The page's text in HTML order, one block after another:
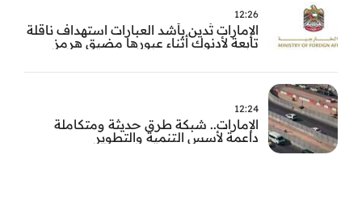
12:26
الإمارات تُدين بأشد العبارات استهداف ناقلة
تابعة لأدنوك أثناء عبورها مضيق هرمز
12:24
الإمارات.. شبكة طرق حديثة ومتكاملة
داعمة لأسس التنمية والتطوير